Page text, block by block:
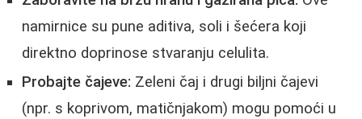
namirnice su pune aditiva, soli i šećera koji
direktno doprinose stvaranju celulita.
Probajte čajeve: Zeleni čaj i drugi biljni čajevi
(npr. s koprivom, matičnjakom) mogu pomoći u